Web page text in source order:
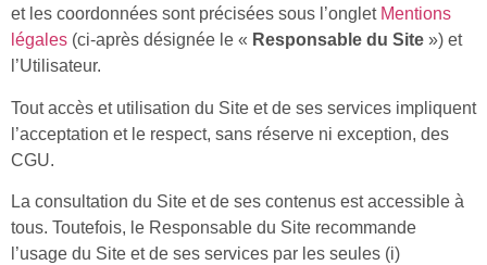
et les coordonnées sont précisées sous l’onglet Mentions
légales (ci-après désignée le « Responsable du Site ») et
l’Utilisateur.
Tout accès et utilisation du Site et de ses services impliquent
l’acceptation et le respect, sans réserve ni exception, des
CGU.
La consultation du Site et de ses contenus est accessible à
tous. Toutefois, le Responsable du Site recommande
l’usage du Site et de ses services par les seules (i)